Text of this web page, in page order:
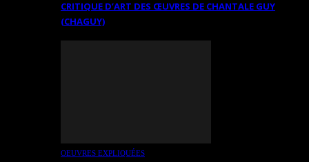
CRITIQUE D’ART DES ŒUVRES DE CHANTALE GUY
(CHAGUY)
OEUVRES EXPLIQUÉES